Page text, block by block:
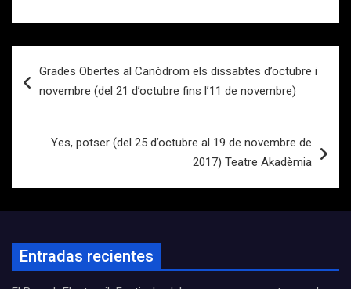
de
Grades Obertes al Canòdrom els dissabtes d’octubre i
novembre (del 21 d’octubre fins l’11 de novembre)
Yes, potser (del 25 d’octubre al 19 de novembre de
2017) Teatre Akadèmia
Entradas recientes